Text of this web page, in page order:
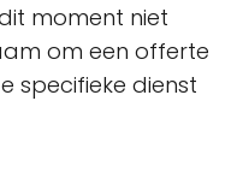
moment niet
om een offerte
specifieke dienst